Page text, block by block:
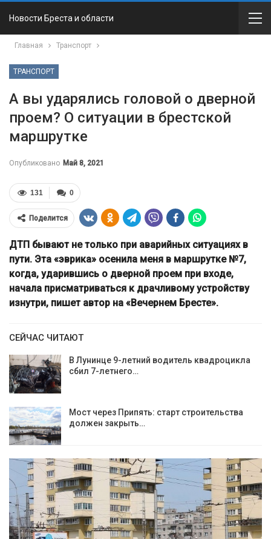
Новости Бреста и области
Главная Транспорт
ТРАНСПОРТ
А вы ударялись головой о дверной
проем? О ситуации в брестской
маршрутке
Опубликовано Май 8, 2021
0
131
Поделится
ДТП бывают не только при аварийных ситуациях в
пути. Эта «эврика» осенила меня в маршрутке №7,
когда, ударившись о дверной проем при входе,
начала присматриваться к драчливому устройству
изнутри, пишет автор на «Вечернем Бресте».
СЕЙЧАС ЧИТАЮТ
В Лунинце 9-летний водитель квадроцикла
сбил 7-летнего…
Мост через Припять: старт строительства
должен закрыть…